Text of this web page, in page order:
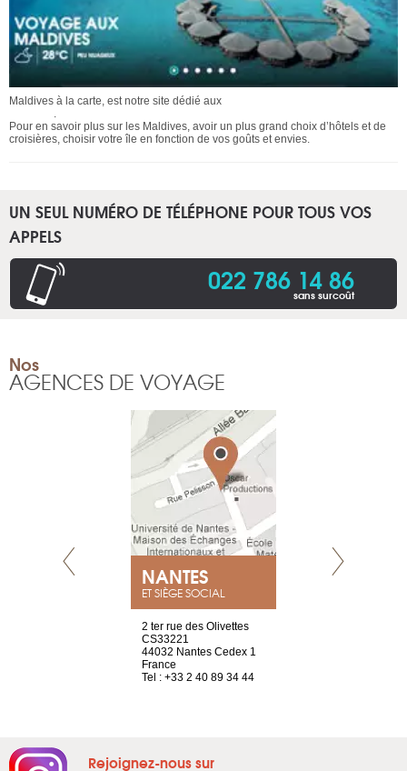
Maldives à la carte, est notre site dédié aux
.
Pour en savoir plus sur les Maldives, avoir un plus grand choix d’hôtels et de
croisières, choisir votre île en fonction de vos goûts et envies.
UN SEUL NUMÉRO DE TÉLÉPHONE POUR TOUS VOS
APPELS
022 786 14 86
sans surcoût
Nos
AGENCES DE VOYAGE
NANTES
ET SIÈGE SOCIAL
2 ter rue des Olivettes
CS33221
44032 Nantes Cedex 1
France
Tel : +33 2 40 89 34 44
Rejoignez-nous sur